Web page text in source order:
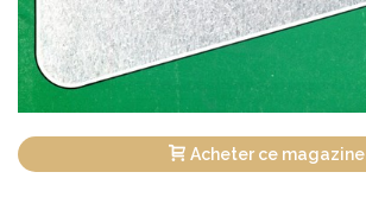
Acheter ce magazine